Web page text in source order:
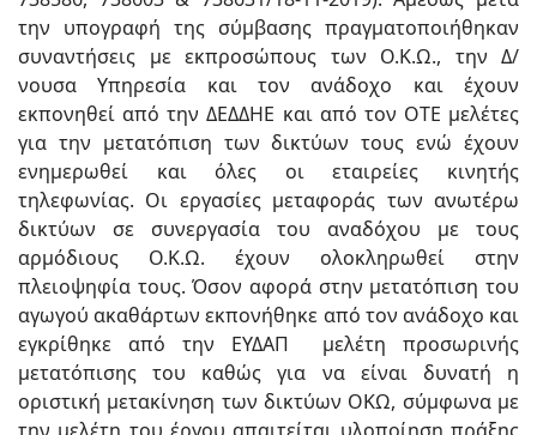
την υπογραφή της σύμβασης πραγματοποιήθηκαν
συναντήσεις με εκπροσώπους των Ο.Κ.Ω., την Δ/
νουσα Υπηρεσία και τον ανάδοχο και έχουν
εκπονηθεί από την ΔΕΔΔΗΕ και από τον ΟΤΕ μελέτες
για την μετατόπιση των δικτύων τους ενώ έχουν
ενημερωθεί και όλες οι εταιρείες κινητής
τηλεφωνίας. Οι εργασίες μεταφοράς των ανωτέρω
δικτύων σε συνεργασία του αναδόχου με τους
αρμόδιους Ο.Κ.Ω. έχουν ολοκληρωθεί στην
πλειοψηφία τους. Όσον αφορά στην μετατόπιση του
αγωγού ακαθάρτων εκπονήθηκε από τον ανάδοχο και
εγκρίθηκε από την ΕΥΔΑΠ μελέτη προσωρινής
μετατόπισης του καθώς για να είναι δυνατή η
οριστική μετακίνηση των δικτύων ΟΚΩ, σύμφωνα με